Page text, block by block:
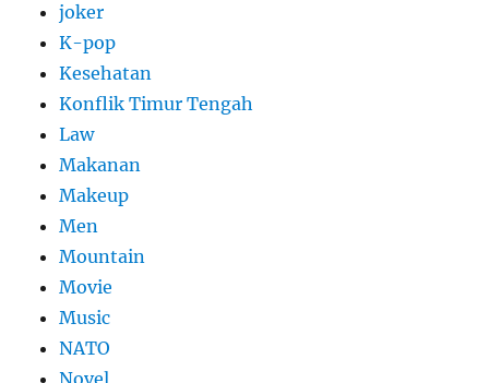
joker
K-pop
Kesehatan
Konflik Timur Tengah
Law
Makanan
Makeup
Men
Mountain
Movie
Music
NATO